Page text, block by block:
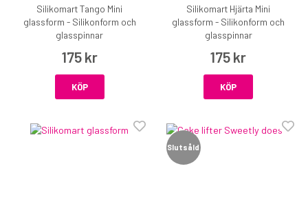
Silikomart Tango Mini
glassform - Silikonform och
glasspinnar
175 kr
KÖP
Silikomart Hjärta Mini
glassform - Silikonform och
glasspinnar
175 kr
KÖP
Slutsåld